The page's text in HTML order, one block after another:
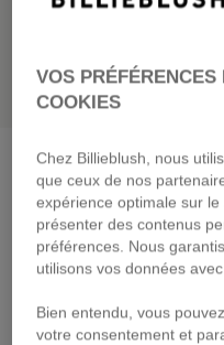
Robe sans
dès
Payez en 4 fois sans frais
🔒Paiement sécurisé &
DESCRIPTION
VOS
COOKIES
Chez Billieblush, nous
que ceux de nos
expérience optimale sur
présenter des contenus
préférences. Nous
utilisons vos données
Bien entendu, vous
votre consentement et